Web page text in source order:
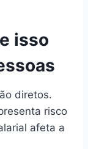
isso
diretos.
risco
afeta a